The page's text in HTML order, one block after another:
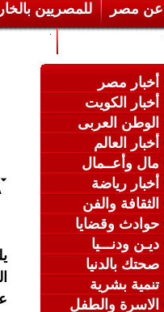
عن مصر للمصريين
أخبار مصر
أخبار الكويت
الوطن العربى
أخبار العالم
مال وأعــمال
أخبار رياضة
الثقافة والفن
حوادث وقضايا
ديـن ودنـــيا
صحتك بالدنيا
تنمية بشرية
الاسرة والطفل